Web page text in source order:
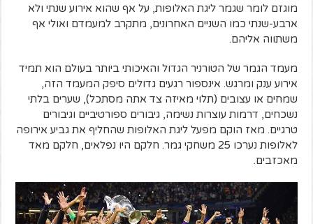
מוגזם לומר שגמר ליגת האלופות, על אף שהוא אירוע שנתי ולא
ארבע-שנתי כמו השניים האחרונים, מתקרב למעמדם ואולי אף
משתווה אליהם.
מעמד הגמר של הטורניר הגדול והאיכותי ביותר בעולם הוא תמיד
אירוע ענק ומרגש. אינספור רגעים גדולים סיפק המעמד הזה,
שמחים או עצובים (תלוי מאיזה צד אתה מסתכל), שערים בלתי
נשכחים, דרמות עוצרות נשימה, גיבורים ספורטיביים וגיבורים
טרגיים. מאז הוקם מפעל ליגת האלופות שהחליף את גביע אירופה
לאלופות נערכו 25 משחקי גמר. חלקם היו נפלאים, חלקם מאד
מאכזבים.